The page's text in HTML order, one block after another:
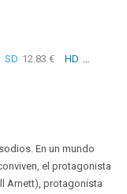
SD 12.83 € HD
En un mundo
el protagonista
Arnett), protagonista